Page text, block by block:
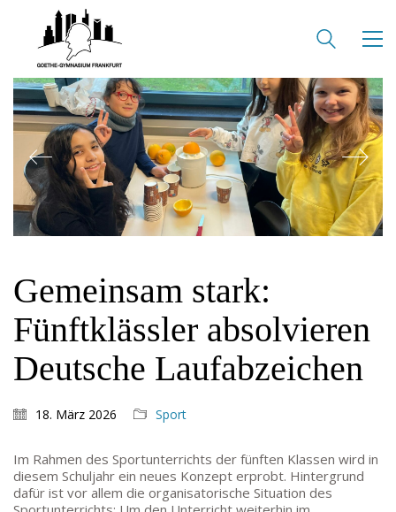
Gemeinsam stark:
Fünftklässler absolvieren
Deutsche Laufabzeichen
18. März 2026 Sport
Im Rahmen des Sportunterrichts der fünften Klassen wird in
diesem Schuljahr ein neues Konzept erprobt. Hintergrund
dafür ist vor allem die organisatorische Situation des